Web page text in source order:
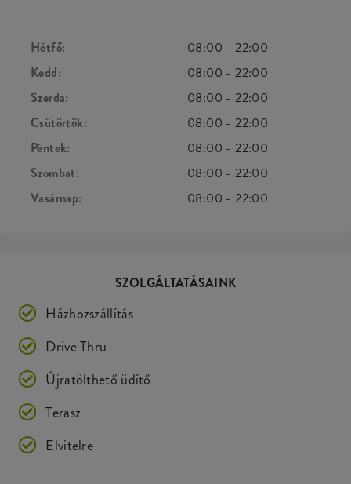
Hétfő: 08:00 -22:00
Kedd:
08:00 -22:00
Szerda:
08:00 -22:00
Csütörtök:
08:00 -22:00
Péntek:
08:00 -22:00
Szombat:
08:00 -22:00
Vasárnap:
08:00 -22:00
SZOLGÁLTATÁSAINK
Házhozszállítás
Drive Thru
Újratölthető üdítő
Terasz
Elvitelre